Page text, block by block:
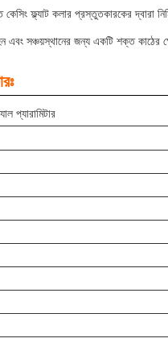
ফ্ল্যাট কলার প্রস্তুতকারকের দ্বারা
এবং সঞ্চয়স্থানের জন্য একটি শক্ত কাঠের
প্যারামিটার